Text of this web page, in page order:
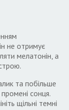
не отримує
мелатонін, а
та побільше
сонця.
щільні темні